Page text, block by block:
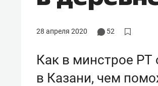
28 апреля 2020 52
Как в минстрое РТ
в Казани, чем
рынки, почему